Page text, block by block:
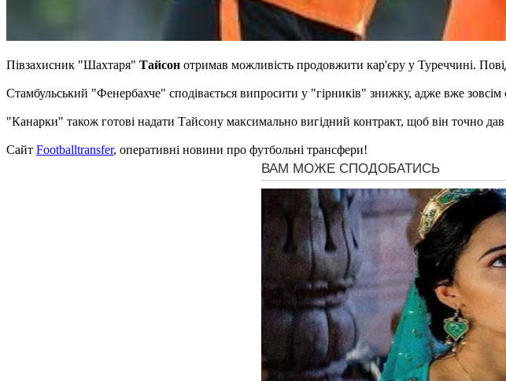
Півзахисник "Шахтаря" Тайсон отримав можливість продовжити кар'єру у Туреччині.
Стамбульський "Фенербахче" сподівається випросити у "гірників" знижку, адже вже
"Канарки" також готові надати Тайсону максимально вигідний контракт, щоб він точно дав
Сайт Footballtransfer, оперативні новини про футбольні трансфери!